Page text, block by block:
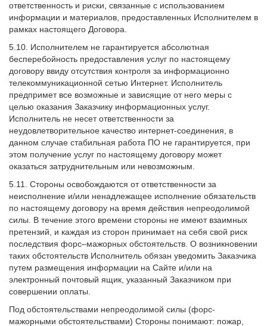
ответственность и риски, связанные с использованием
информации и материалов, предоставленных Исполнителем в
рамках настоящего Договора.
5.10. Исполнителем не гарантируется абсолютная
бесперебойность предоставления услуг по настоящему
договору ввиду отсутствия контроля за информационно
телекоммуникационной сетью Интернет. Исполнитель
предпримет все возможные и зависящие от него меры с
целью оказания Заказчику информационных услуг.
Исполнитель не несет ответственности за
неудовлетворительное качество интернет-соединения, в
данном случае стабильная работа ПО не гарантируется, при
этом получение услуг по настоящему договору может
оказаться затруднительным или невозможным.
5.11. Стороны освобождаются от ответственности за
неисполнение и/или ненадлежащее исполнение обязательств
по настоящему договору на время действия непреодолимой
силы. В течение этого времени стороны не имеют взаимных
претензий, и каждая из сторон принимает на себя свой риск
последствия форс–мажорных обстоятельств. О возникновении
таких обстоятельств Исполнитель обязан уведомить Заказчика
путем размещения информации на Сайте и/или на
электронный почтовый ящик, указанный Заказчиком при
совершении оплаты.
Под обстоятельствами непреодолимой силы (форс-
мажорными обстоятельствами) Стороны понимают: пожар,